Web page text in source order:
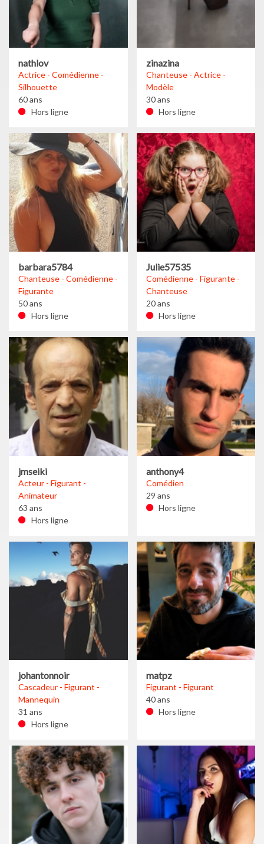
nathlov
Actrice - Comédienne -
Silhouette
60 ans
Hors ligne
zinazina
Chanteuse - Actrice -
Modèle
30 ans
Hors ligne
barbara5784
Chanteuse - Comédienne -
Figurante
50 ans
Hors ligne
Julie57535
Comédienne - Figurante -
Chanteuse
20 ans
Hors ligne
jmseiki
Acteur - Figurant -
Animateur
63 ans
Hors ligne
anthony4
Comédien
29 ans
Hors ligne
johantonnoir
Cascadeur - Figurant -
Mannequin
31 ans
Hors ligne
matpz
Figurant - Figurant
40 ans
Hors ligne